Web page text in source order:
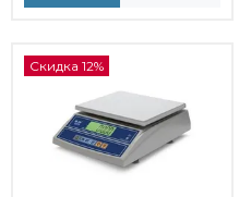
Скидка 12%